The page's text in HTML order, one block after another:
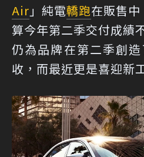
Air 」純電轎跑在販售
算今年第二季交付成
仍為品牌在第二季創
收，而最近更是喜迎新